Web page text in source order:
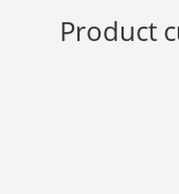
Product